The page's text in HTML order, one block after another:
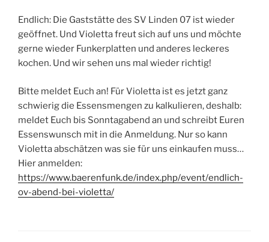
Endlich: Die Gaststätte des SV Linden 07 ist wieder
geöffnet. Und Violetta freut sich auf uns und möchte
gerne wieder Funkerplatten und anderes leckeres
kochen. Und wir sehen uns mal wieder richtig!
Bitte meldet Euch an! Für Violetta ist es jetzt ganz
schwierig die Essensmengen zu kalkulieren, deshalb:
meldet Euch bis Sonntagabend an und schreibt Euren
Essenswunsch mit in die Anmeldung. Nur so kann
Violetta abschätzen was sie für uns einkaufen muss…
Hier anmelden:
https://www.baerenfunk.de/index.php/event/endlich-
ov-abend-bei-violetta/